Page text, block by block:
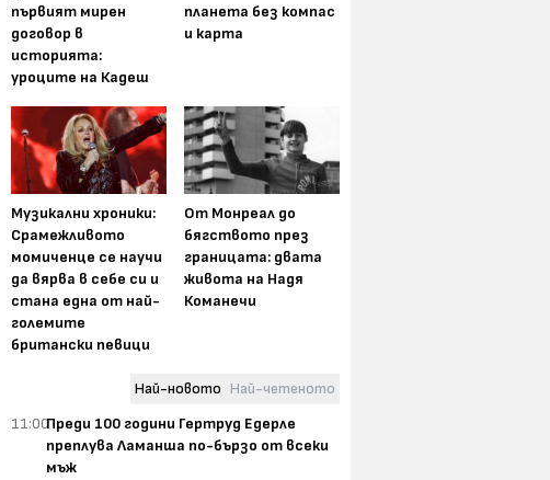
първият мирен
договор в
историята:
уроците на Кадеш
планета без компас
и карта
Музикални хроники:
Срамежливото
момиченце се научи
да вярва в себе си и
стана една от най-
големите
британски певици
От Монреал до
бягството през
границата: двата
живота на Надя
Команечи
Най-новото Най-четеното
11:00Преди 100 години Гертруд Едерле
преплува Ламанша по-бързо от всеки
мъж